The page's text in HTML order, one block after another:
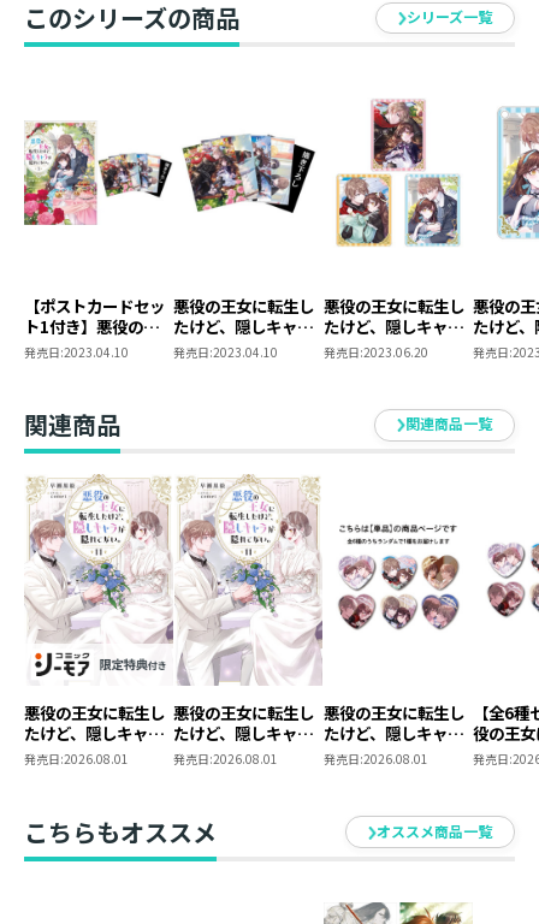
るの！？ 攻略対象のお兄さまたちにも強引に近づく
し、原作シナリオへ軌道修正されちゃうかも……しかも
度で接触を回避して、友達も家族も味方につけなきゃ。
どうか、ルルはわたしだけのルルでいて──「大丈夫、
オレはずっとあなただけのものだよ？」強力なライバル
登場でも、二人の世界は壊されない！ 無垢な王女と腹
黒アサシンの年の差・偏愛ファンタジー第３弾！
書き下ろし番外編＋コミカライズ第２話試し読みを特別
■ポストカードセット情報
ポストカードセット購入者限定特典！ 早瀬黒絵先生書
原作イラストを使用した5枚1組のポストカードセット！
comet先生の描き下ろしイラスト付き！
ポストカードイラスト
１）１巻カバー
２）１巻口絵
３）２巻カバー
４）２巻口絵
５）描き下ろし
仕様 ： 特典SS付き書籍＋ポストカードセ
ット1＋ポストカードセット1用特典SS
書籍体裁 ： 単行本・ソフトカバー
発行元 ： TOブックス
著 ： 早瀬黒絵
このシリーズの商品 シリーズ一覧
【ポストカードセッ
ト1付き】悪役の王
女に転生したけど、
隠しキャラが隠れて
発売日:2023.04.10
悪役の王女に転生し
たけど、隠しキャラ
が隠れてない。 ポス
トカードセット1
発売日:2023.04.10
悪役の王女に転生し
たけど、隠しキャラ
が隠れてない。アク
リルキーホルダー
発売日:2023.06.20
悪役の
たけど
が隠れ
リルキ
ト）
発売日:
関連商品 関連商品一覧
悪役の王女に転生し
たけど、隠しキャラ
が隠れてない。
発売日:2026.08.01
悪役の王女に転生し
たけど、隠しキャラ
が隠れてない。11
発売日:2026.08.01
悪役の王女に転生し
たけど、隠しキャラ
が隠れてない。 ラ
発売日:2026.08.01
【全6
役の王
けど、
ジ コン
ット
発売日:
こちらもオススメ オススメ商品一覧